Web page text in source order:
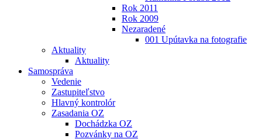
Rok 2011
Rok 2009
Nezaradené
001 Upútavka na fotografie
Aktuality
Aktuality
Samospráva
Vedenie
Zastupiteľstvo
Hlavný kontrolór
Zasadania OZ
Dochádzka OZ
Pozvánky na OZ